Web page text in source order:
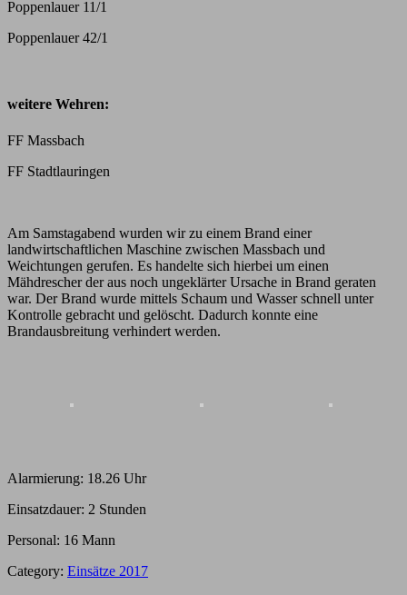
Poppenlauer 11/1
Poppenlauer 42/1
weitere Wehren:
FF Massbach
FF Stadtlauringen
Am Samstagabend wurden wir zu einem Brand einer
landwirtschaftlichen Maschine zwischen Massbach und
Weichtungen gerufen. Es handelte sich hierbei um einen
Mähdrescher der aus noch ungeklärter Ursache in Brand geraten
war. Der Brand wurde mittels Schaum und Wasser schnell unter
Kontrolle gebracht und gelöscht. Dadurch konnte eine
Brandausbreitung verhindert werden.
Alarmierung: 18.26 Uhr
Einsatzdauer: 2 Stunden
Personal: 16 Mann
Category: Einsätze 2017